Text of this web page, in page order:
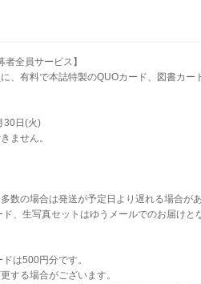
者全員サービス】
、有料で本誌特製のQUOカード、図書カー
30日(火)
ません。
数の場合は発送が予定日より遅れる場合があ
、生写真セットはゆうメールでのお届けと
は500円分です。
する場合がございます。